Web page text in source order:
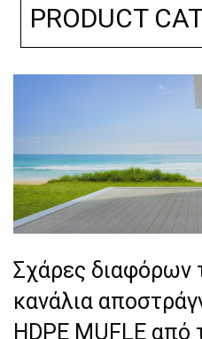
PRODUCT
Σχάρες διαφόρων
κανάλια
HDPE MUFLE από